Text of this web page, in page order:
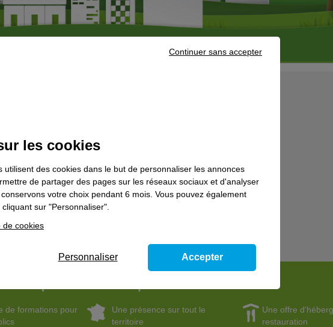
les fermetures exceptionnelles
de formations pour
Une présence sur tout le
territoire
Une offre
restauration
les cookies
utilisent des cookies dans le but de personnaliser les annonces
de partager des pages sur les réseaux sociaux et d'analyser
votre choix pendant 6 mois. Vous pouvez également
sur "Personnaliser".
de cookies
Continuer sans accepter
Personnaliser Accepter